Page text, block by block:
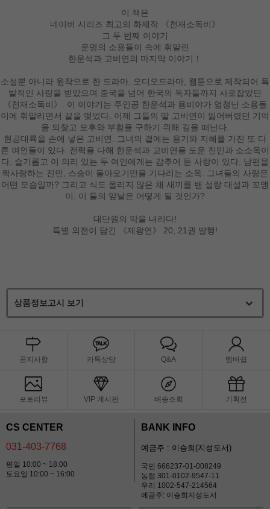
이 책은
네이버 시리즈 최고의 화제작 《천재소독비》
그 두 번째 이야기
운명의 소용돌이 속에 휘말린
한운석과 고비연의 마지막 이야기！
소설뿐 아니라 원작으로 한 드라마, 오디오드라마, 웹툰으로 제작되어 폭
발적인 사랑을 받았으며 중국을 넘어 한국의 독자들까지 사로잡았던
《천재소독비》. 이 이야기는 주인공 한운석과 용비야가 엄청난 소용돌
이에 휘말리면서 끝을 맺었다. 이제 그들의 딸 고비연이 잃어버렸던 기억
을 되찾고 모후와 부황을 구하기 위해 길을 떠난다.
현공대륙을 손에 넣은 고비연. 그녀의 곁에는 용기와 지혜를 가진 또 다
른 여인들이 있다. 전력을 다해 한운석과 고비연을 도운 진민과 소소옥이
다. 슬기롭고 이 의리 있는 두 여인에게는 감추어 둔 사랑이 있다. 남편을
짝사랑하는 진민, 스승이 돌아오기만을 기다리는 소옥. 그녀들의 사랑은
어떤 모습일까? 그리고 식도 올리지 않은 채 새끼를 밴 설랑 대설과 꼬맹
이. 이 둘의 앞날은 어떻게 될 것인가?
대단원의 막을 내리다!
특별 외전이 담긴 《제왕연》 20, 21권 발행!
상품정보고시 보기
공지사항 카톡상담 Q&A 멤버쉽
포토리뷰 VIP 게시판 배송조회 기획전
CS CENTER
031-403-7768
평일 10:00 ~ 18:00
토요일 10:00 ~ 16:00
BANK INFO
예금주 : 이승희(지성도서)
국민 666237-01-008249
농협 301-0102-9547-11
우리 1002-547-214564
예금주: 이승희지성도서